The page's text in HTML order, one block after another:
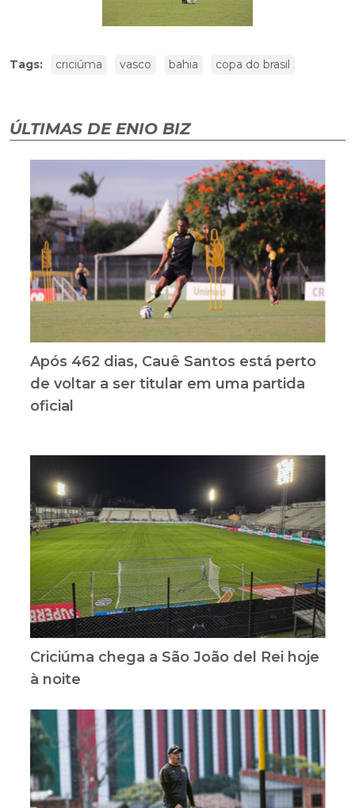
Tags: criciúma vasco bahia copa do brasil
ÚLTIMAS DE ENIO BIZ
Após 462 dias, Cauê Santos está perto
de voltar a ser titular em uma partida
oficial
Criciúma chega a São João del Rei hoje
à noite